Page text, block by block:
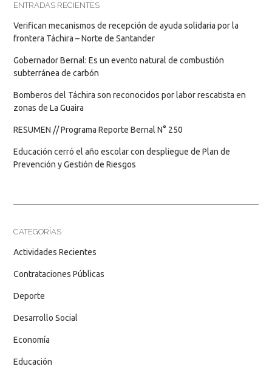
ENTRADAS RECIENTES
Verifican mecanismos de recepción de ayuda solidaria por la
frontera Táchira – Norte de Santander
Gobernador Bernal: Es un evento natural de combustión
subterránea de carbón
Bomberos del Táchira son reconocidos por labor rescatista en
zonas de La Guaira
RESUMEN // Programa Reporte Bernal N° 250
Educación cerró el año escolar con despliegue de Plan de
Prevención y Gestión de Riesgos
CATEGORÍAS
Actividades Recientes
Contrataciones Públicas
Deporte
Desarrollo Social
Economía
Educación